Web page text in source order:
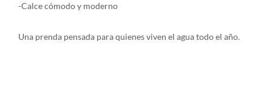
-Calce cómodo y moderno
Una prenda pensada para quienes viven el agua todo el año.